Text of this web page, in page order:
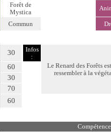
Forêt de
Mystica
Commun
30
Infos
:
Le Renard des Forêts
ressembler à la
60
30
70
60